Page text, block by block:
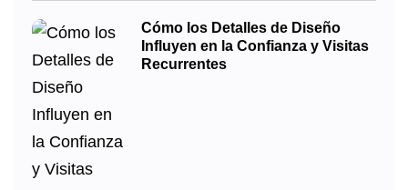
Cómo los Detalles de Diseño
Influyen en la Confianza y Visitas
Recurrentes